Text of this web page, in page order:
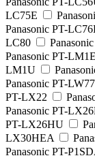
LC75E
Panasonic PT-
LC80
Panasonic PT-LM1E
LM1U
Panasonic PT-
PT-LX22
Panasonic PT-
PT-LX26HU
LX30HEA
Panasonic PT-